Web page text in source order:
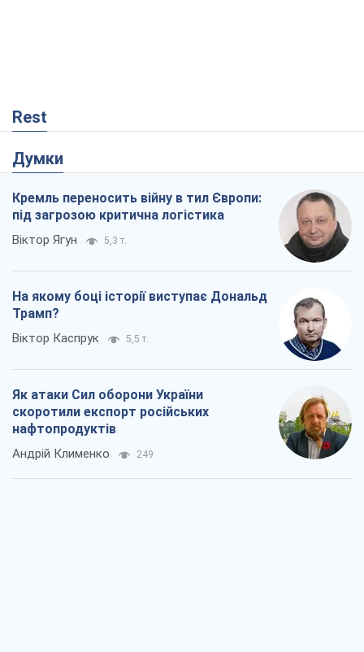
Rest
Думки
Кремль переносить війну в тил Європи:
під загрозою критична логістика
Віктор Ягун 5,3 т.
На якому боці історії виступає Дональд
Трамп?
Віктор Каспрук 5,5 т.
Як атаки Сил оборони України
скоротили експорт російських
нафтопродуктів
Андрій Клименко 249